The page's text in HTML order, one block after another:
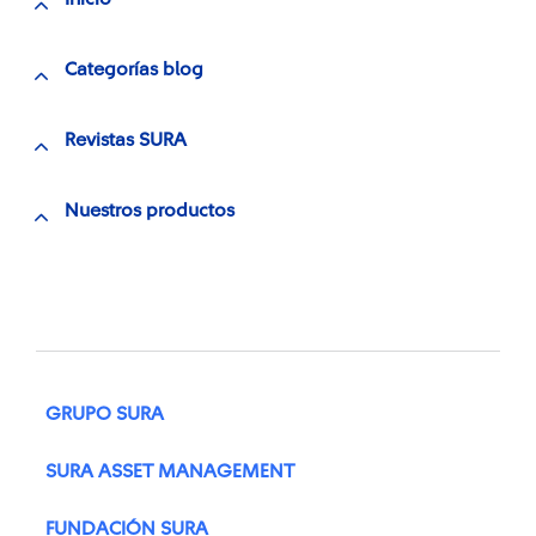
Categorías blog
Revistas SURA
Nuestros productos
GRUPO SURA
SURA ASSET MANAGEMENT
FUNDACIÓN SURA